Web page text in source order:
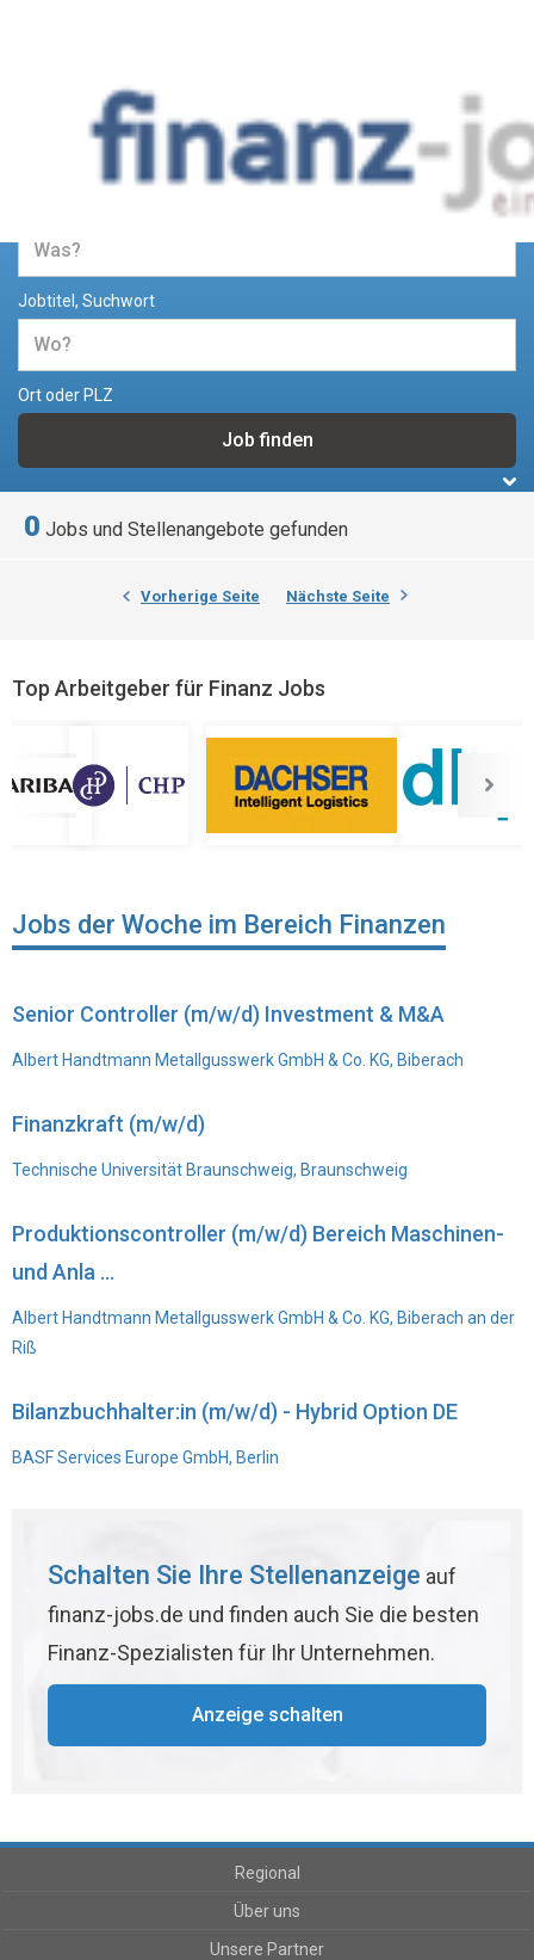
Jobs und Stellenangebote im
Bereich Finanzen
Jobtitel, Suchwort
Ort oder PLZ
0 Jobs und Stellenangebote gefunden
Vorherige Seite Nächste Seite
Top Arbeitgeber für Finanz Jobs
Jobs der Woche im Bereich Finanzen
Senior Controller (m/w/d) Investment & M&A
Albert Handtmann Metallgusswerk GmbH & Co. KG, Biberach
Finanzkraft (m/w/d)
Technische Universität Braunschweig, Braunschweig
Produktionscontroller (m/w/d) Bereich Maschinen-
und Anla ...
Albert Handtmann Metallgusswerk GmbH & Co. KG, Biberach an der
Riß
Bilanzbuchhalter:in (m/w/d) - Hybrid Option DE
BASF Services Europe GmbH, Berlin
Schalten Sie Ihre Stellenanzeige auf
finanz-jobs.de und finden auch Sie die besten
Finanz-Spezialisten für Ihr Unternehmen.
Anzeige schalten
Regional
Über uns
Unsere Partner